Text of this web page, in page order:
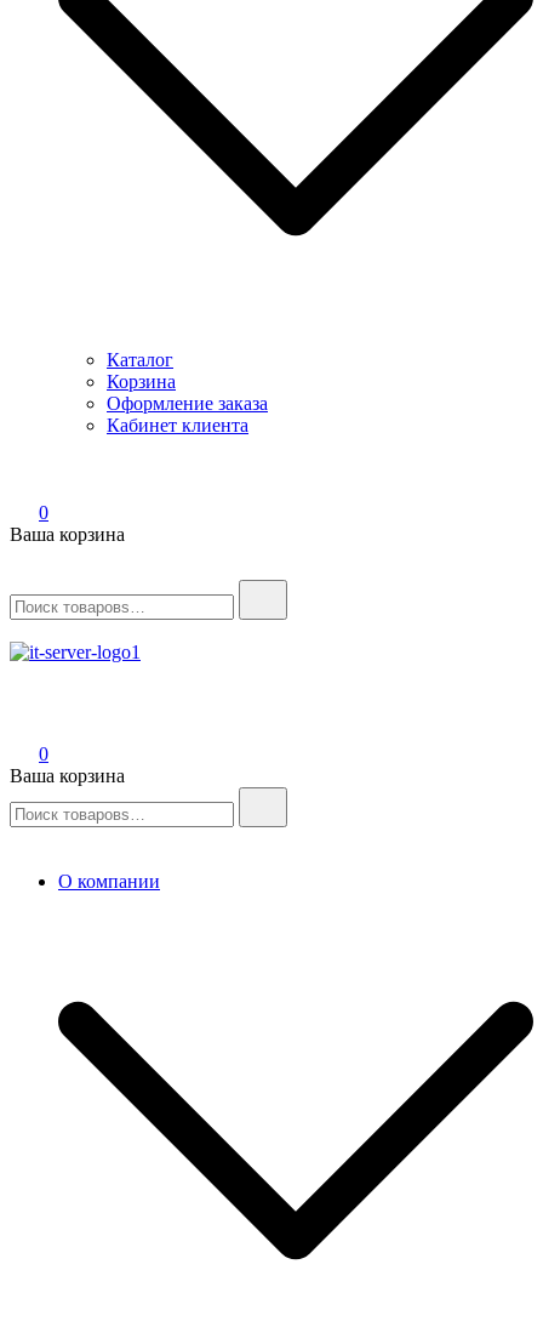
Каталог
Корзина
Оформление заказа
Кабинет клиента
0
Ваша корзина
0
Ваша корзина
О компании